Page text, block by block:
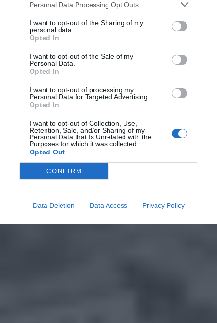
Personal Data Processing Opt Outs
I want to opt-out of the Sharing of my
personal data.
Opted In
I want to opt-out of the Sale of my
Personal Data.
Opted In
I want to opt-out of processing my
Personal Data for Targeted Advertising.
Opted In
I want to opt-out of Collection, Use,
Retention, Sale, and/or Sharing of my
Personal Data that Is Unrelated with the
Purposes for which it was collected.
Opted Out
CONFIRM
Data Deletion Data Access Privacy Policy